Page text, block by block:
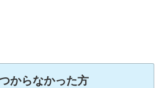
からなかった方